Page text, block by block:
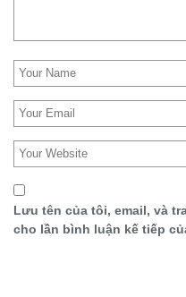
Lưu tên của tôi, email, và
cho lần bình luận kế tiếp